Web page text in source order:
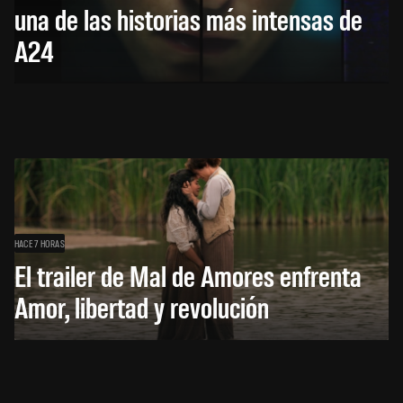
una de las historias más intensas de
A24
HACE 7 HORAS
El trailer de Mal de Amores enfrenta
Amor, libertad y revolución